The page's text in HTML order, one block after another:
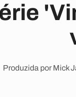
Produzida por Mick